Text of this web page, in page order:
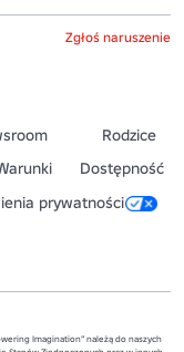
Zgłoś naruszenie
Rodzice
Dostępność
prywatności
Imagination” należą do naszych